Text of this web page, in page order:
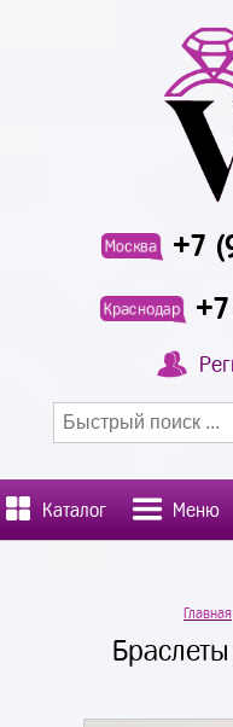
Москва +7
Краснодар
Каталог Меню
Главная